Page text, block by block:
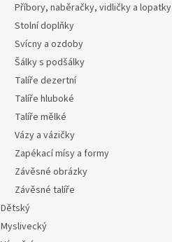
Příbory, naběračky, vidličky a lopatky
Stolní doplňky
Svícny a ozdoby
Šálky s podšálky
Talíře dezertní
Talíře hluboké
Talíře mělké
Vázy a vázičky
Zapékací mísy a formy
Závěsné obrázky
Závěsné talíře
Dětský
Myslivecký